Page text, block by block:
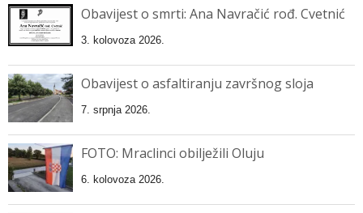
Obavijest o smrti: Ana Navračić rođ. Cvetnić
3. kolovoza 2026.
Obavijest o asfaltiranju završnog sloja
7. srpnja 2026.
FOTO: Mraclinci obilježili Oluju
6. kolovoza 2026.